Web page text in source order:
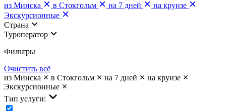
из Минска
в Стокгольм на 7 дней
на круизе
Экскурсионные
Страна
Туроператор
Фильтры
Очистить всё
из Минска
в Стокгольм на 7 дней
на круизе
Экскурсионные
Тип услуги: